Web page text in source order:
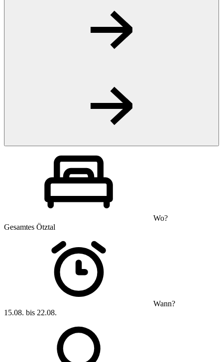
Wo?
Gesamtes Ötztal
Wann?
15.08. bis 22.08.